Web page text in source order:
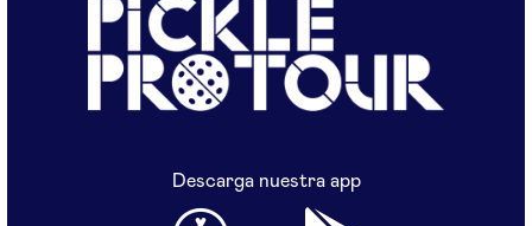
Descarga nuestra app